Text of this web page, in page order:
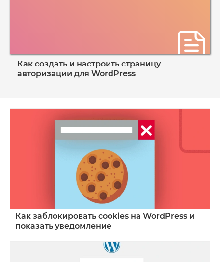
Как создать и настроить страницу
авторизации для WordPress
Как заблокировать cookies на WordPress и
показать уведомление